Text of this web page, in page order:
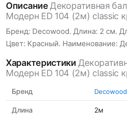
ОписаниеДекоративная
Модерн ED 104 (2м) classic
Бренд: Decowood. Длина: 2 см.
Цвет: Красный. Наименование:
Характеристики
Модерн ED 104 (2м) classic
Бренд Decowood
Длина 2м